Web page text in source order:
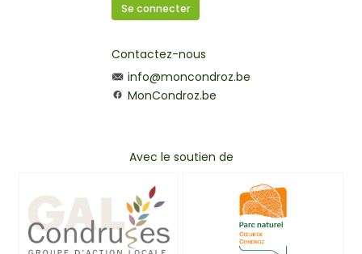
Se connecter
Contactez-nous
info@moncondroz.be
MonCondroz.be
Avec le soutien de